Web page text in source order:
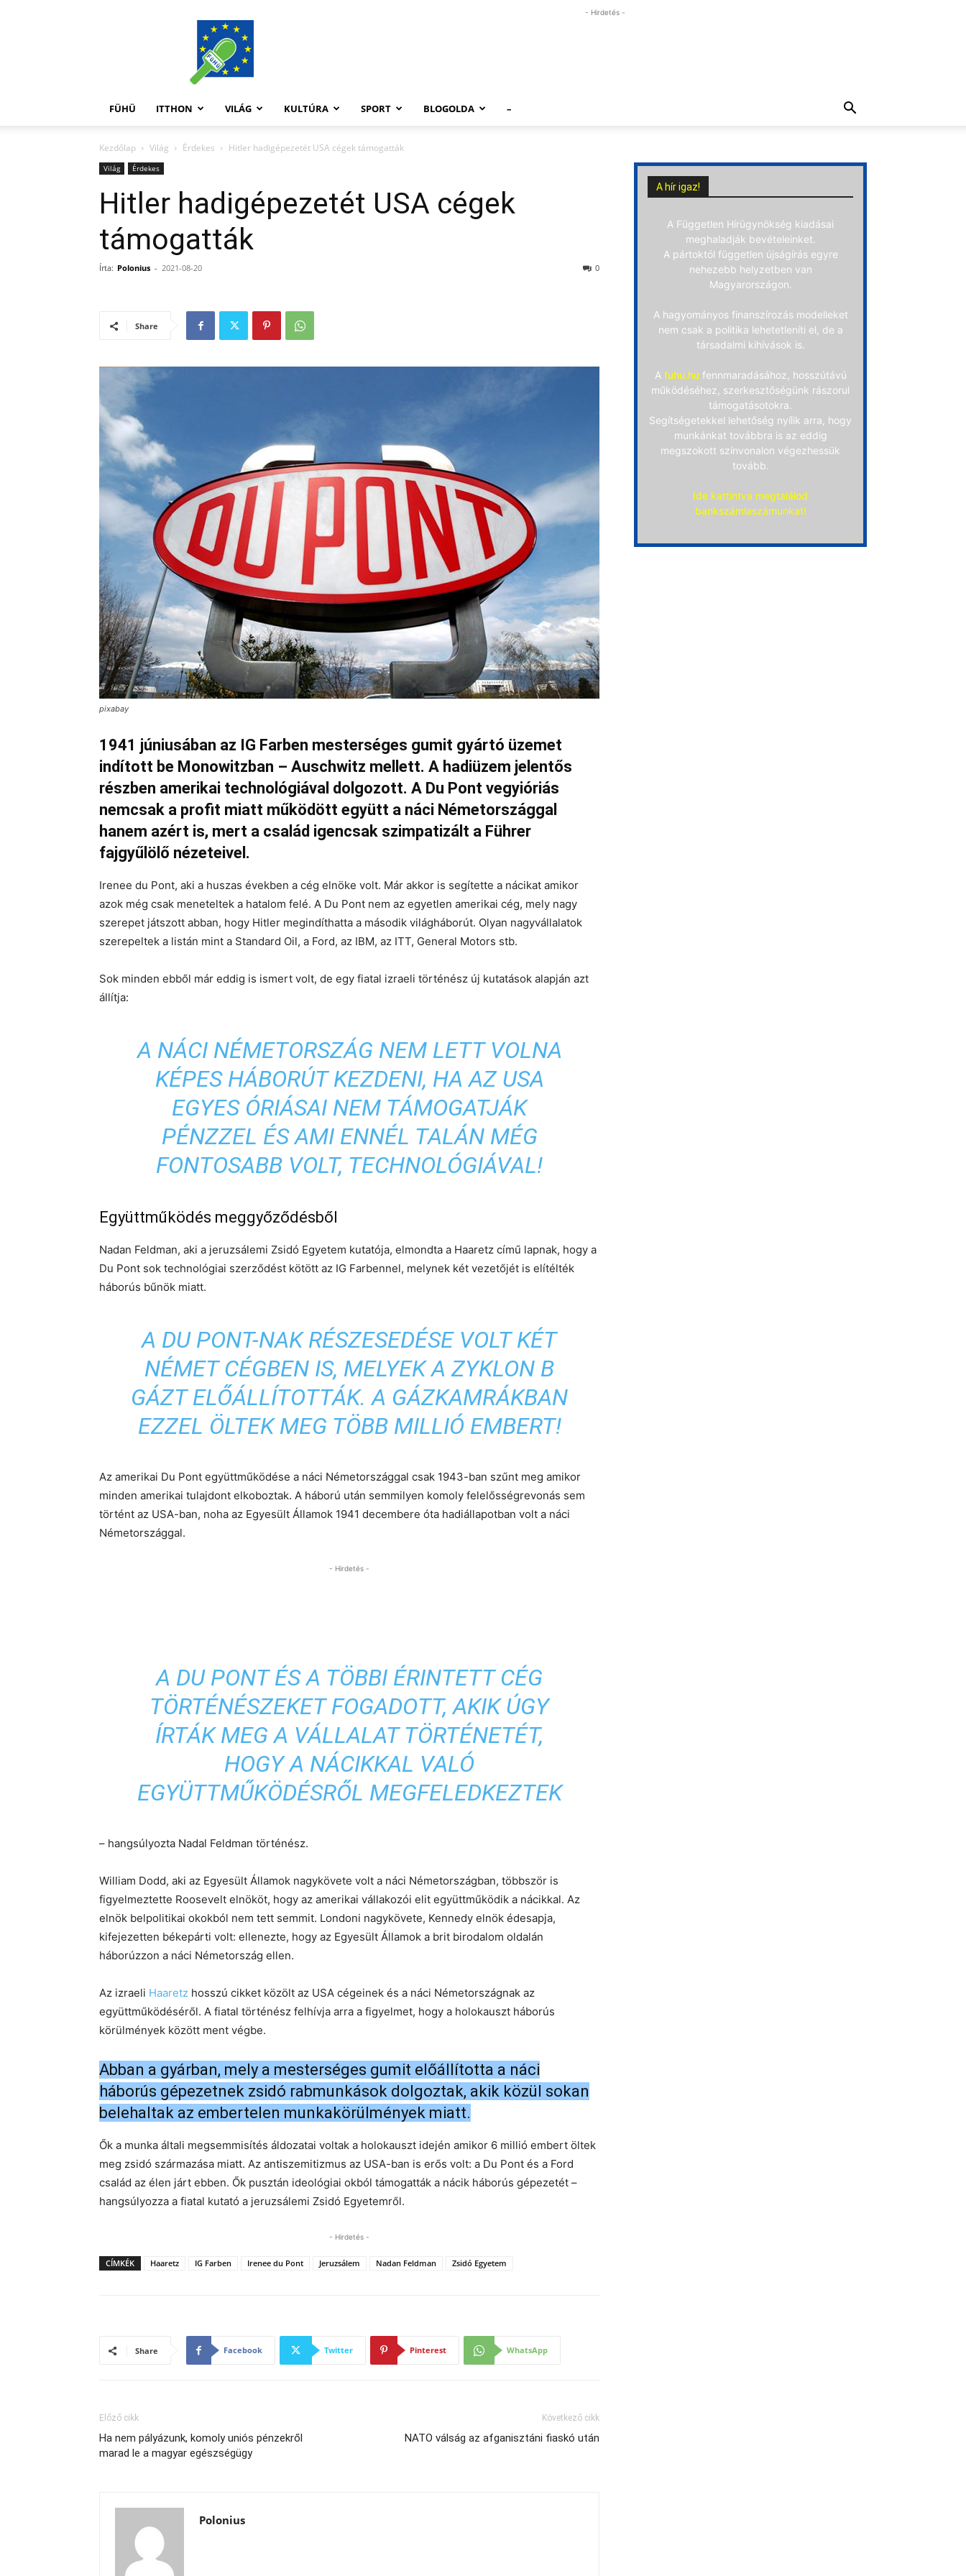
FüHü
- Hirdetés -
FÜHÜ ITTHON VILÁG KULTÚRA SPORT BLOGOLDA –
Kezdőlap Világ Érdekes Hitler hadigépezetét USA cégek támogatták
Világ Érdekes
Hitler hadigépezetét USA cégek
támogatták
Írta: Polonius - 2021-08-20 0
Share
pixabay
1941 júniusában az IG Farben mesterséges gumit gyártó üzemet
indított be Monowitzban – Auschwitz mellett. A hadiüzem jelentős
részben amerikai technológiával dolgozott. A Du Pont vegyióriás
nemcsak a profit miatt működött együtt a náci Németországgal
hanem azért is, mert a család igencsak szimpatizált a Führer
fajgyűlölő nézeteivel.
Irenee du Pont, aki a huszas években a cég elnöke volt. Már akkor is segítette a nácikat amikor
azok még csak meneteltek a hatalom felé. A Du Pont nem az egyetlen amerikai cég, mely nagy
szerepet játszott abban, hogy Hitler megindíthatta a második világháborút. Olyan nagyvállalatok
szerepeltek a listán mint a Standard Oil, a Ford, az IBM, az ITT, General Motors stb.
Sok minden ebből már eddig is ismert volt, de egy fiatal izraeli történész új kutatások alapján azt
állítja:
A NÁCI NÉMETORSZÁG NEM LETT VOLNA
KÉPES HÁBORÚT KEZDENI, HA AZ USA
EGYES ÓRIÁSAI NEM TÁMOGATJÁK
PÉNZZEL ÉS AMI ENNÉL TALÁN MÉG
FONTOSABB VOLT, TECHNOLÓGIÁVAL!
Együttműködés meggyőződésből
Nadan Feldman, aki a jeruzsálemi Zsidó Egyetem kutatója, elmondta a Haaretz című lapnak, hogy a
Du Pont sok technológiai szerződést kötött az IG Farbennel, melynek két vezetőjét is elítélték
háborús bűnök miatt.
A DU PONT-NAK RÉSZESEDÉSE VOLT KÉT
NÉMET CÉGBEN IS, MELYEK A ZYKLON B
GÁZT ELŐÁLLÍTOTTÁK. A GÁZKAMRÁKBAN
EZZEL ÖLTEK MEG TÖBB MILLIÓ EMBERT!
Az amerikai Du Pont együttműködése a náci Németországgal csak 1943-ban szűnt meg amikor
minden amerikai tulajdont elkoboztak. A háború után semmilyen komoly felelősségrevonás sem
történt az USA-ban, noha az Egyesült Államok 1941 decembere óta hadiállapotban volt a náci
Németországgal.
- Hirdetés -
A DU PONT ÉS A TÖBBI ÉRINTETT CÉG
TÖRTÉNÉSZEKET FOGADOTT, AKIK ÚGY
ÍRTÁK MEG A VÁLLALAT TÖRTÉNETÉT,
HOGY A NÁCIKKAL VALÓ
EGYÜTTMŰKÖDÉSRŐL MEGFELEDKEZTEK
– hangsúlyozta Nadal Feldman történész.
William Dodd, aki az Egyesült Államok nagykövete volt a náci Németországban, többször is
figyelmeztette Roosevelt elnököt, hogy az amerikai vállakozói elit együttműködik a nácikkal. Az
elnök belpolitikai okokból nem tett semmit. Londoni nagykövete, Kennedy elnök édesapja,
kifejezetten békepárti volt: ellenezte, hogy az Egyesült Államok a brit birodalom oldalán
háborúzzon a náci Németország ellen.
Az izraeli Haaretz hosszú cikket közölt az USA cégeinek és a náci Németországnak az
együttműködéséről. A fiatal történész felhívja arra a figyelmet, hogy a holokauszt háborús
körülmények között ment végbe.
Abban a gyárban, mely a mesterséges gumit előállította a náci
háborús gépezetnek zsidó rabmunkások dolgoztak, akik közül sokan
belehaltak az embertelen munkakörülmények miatt.
Ők a munka általi megsemmisítés áldozatai voltak a holokauszt idején amikor 6 millió embert öltek
meg zsidó származása miatt. Az antiszemitizmus az USA-ban is erős volt: a Du Pont és a Ford
család az élen járt ebben. Ők pusztán ideológiai okból támogatták a nácik háborús gépezetét –
hangsúlyozza a fiatal kutató a jeruzsálemi Zsidó Egyetemről.
- Hirdetés -
CÍMKÉK Haaretz IG Farben Irenee du Pont Jeruzsálem Nadan Feldman Zsidó Egyetem
Share Facebook Twitter Pinterest WhatsApp
Előző cikk
Ha nem pályázunk, komoly uniós pénzekről
marad le a magyar egészségügy
Következő cikk
NATO válság az afganisztáni fiaskó után
Polonius
A hír igaz!
A Független Hírügynökség kiadásai
meghaladják bevételeinket.
A pártoktól független újságírás egyre
nehezebb helyzetben van
Magyarországon.
A hagyományos finanszírozás modelleket
nem csak a politika lehetetleníti el, de a
társadalmi kihívások is.
A fuhu.hu fennmaradásához, hosszútávú
működéséhez, szerkesztőségünk rászorul
támogatásotokra.
Segítségetekkel lehetőség nyílik arra, hogy
munkánkat továbbra is az eddig
megszokott színvonalon végezhessük
tovább.
Ide kattintva megtalálod
bankszámlaszámunkat!